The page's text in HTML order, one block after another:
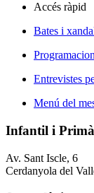
Accés ràpid
Bates i
Entrevistes
Menú del
Infantil i
Av. Sant Iscle, 6
Cerdanyola del